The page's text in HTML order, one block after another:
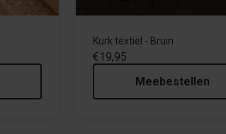
Kurk textiel - Bruin
€19,95
Meebestellen